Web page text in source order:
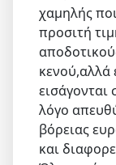
χαμηλής
προσιτή
κενού,αλλά
εισάγονται
λόγο
βόρειας
και